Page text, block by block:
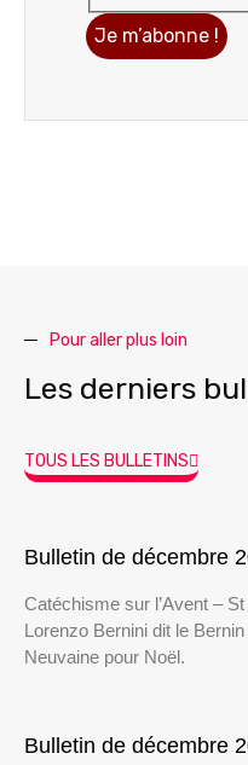
Pour aller plus loin
Les derniers
TOUS LES BULLETINS
Bulletin de décembre
Catéchisme sur l’Avent –
Lorenzo Bernini dit le
Neuvaine pour Noël.
Bulletin de décembre